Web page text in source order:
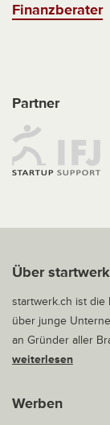
Finanzberater
Partner
Über
startwerk.ch ist die
über junge
an Gründer aller
weiterlesen
Werben